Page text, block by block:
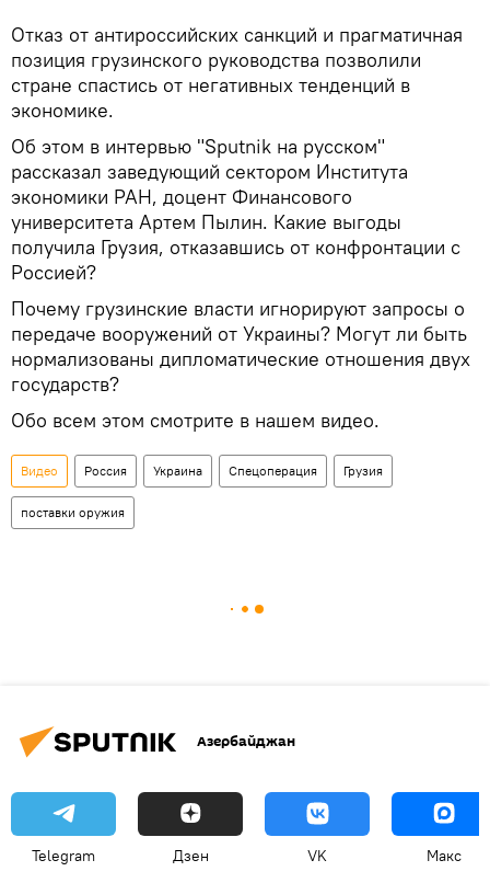
Отказ от антироссийских санкций и прагматичная
позиция грузинского руководства позволили
стране спастись от негативных тенденций в
экономике.
Об этом в интервью "Sputnik на русском"
рассказал заведующий сектором Института
экономики РАН, доцент Финансового
университета Артем Пылин. Какие выгоды
получила Грузия, отказавшись от конфронтации с
Россией?
Почему грузинские власти игнорируют запросы о
передаче вооружений от Украины? Могут ли быть
нормализованы дипломатические отношения двух
государств?
Обо всем этом смотрите в нашем видео.
Видео Россия Украина Спецоперация Грузия
поставки оружия
Азербайджан
Telegram Дзен VK Макс